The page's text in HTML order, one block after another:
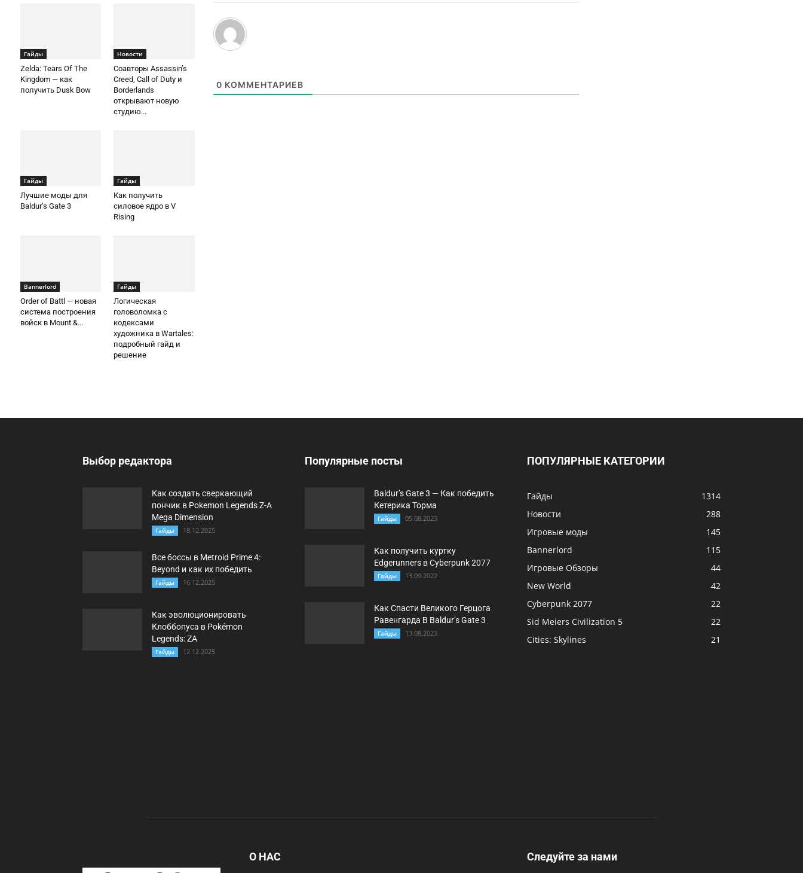
Гайды
Zelda: Tears Of The
Kingdom — как
получить Dusk Bow
Новости
Соавторы Assassin’s
Creed, Call of Duty и
Borderlands
открывают новую
студию...
Гайды
Лучшие моды для
Baldur’s Gate 3
Гайды
Как получить
силовое ядро в V
Rising
Bannerlord
Order of Battl — новая
система построения
войск в Mount &...
Гайды
Логическая
головоломка с
кодексами
художника в Wartales:
подробный гайд и
решение
0 КОММЕНТАРИЕВ
Выбор редактора
Как создать сверкающий
пончик в Pokemon Legends Z-A
Mega Dimension
Гайды 18.12.2025
Все боссы в Metroid Prime 4:
Beyond и как их победить
Гайды 16.12.2025
Как эволюционировать
Клоббопуса в Pokémon
Legends: ZA
Гайды 12.12.2025
Популярные посты
Baldur’s Gate 3 — Как победить
Кетерика Торма
Гайды 05.08.2023
Как получить куртку
Edgerunners в Cyberpunk 2077
Гайды 13.09.2022
Как Спасти Великого Герцога
Равенгарда В Baldur’s Gate 3
Гайды 13.08.2023
ПОПУЛЯРНЫЕ КАТЕГОРИИ
Гайды
1314
Новости
288
Игровые моды
145
Bannerlord
115
Игровые Обзоры
44
New World
42
Cyberpunk 2077
22
Sid Meiers Civilization 5
22
Cities: Skylines
21
О НАС Следуйте за нами